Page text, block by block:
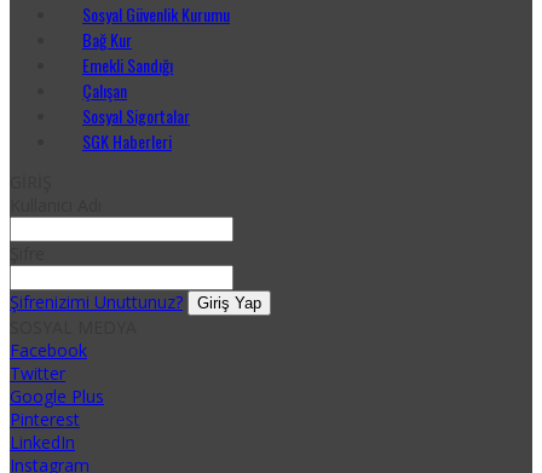
Sosyal Güvenlik Kurumu
Bağ Kur
Emekli Sandığı
Çalışan
Sosyal Sigortalar
SGK Haberleri
Şifrenizimi Unuttunuz?
Facebook
Twitter
Google Plus
Pinterest
LinkedIn
Instagram